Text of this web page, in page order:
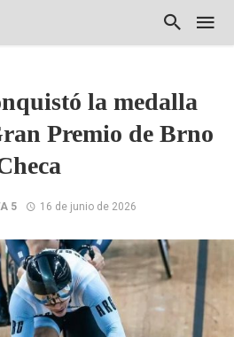
la medalla
Premio de Brno
5 16 de junio de 2026